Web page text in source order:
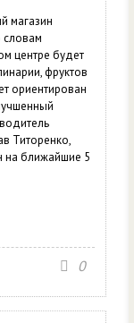
магазин
словам
центре будет
фруктов
ориентирован
Титоренко,
на ближайшие 5
0